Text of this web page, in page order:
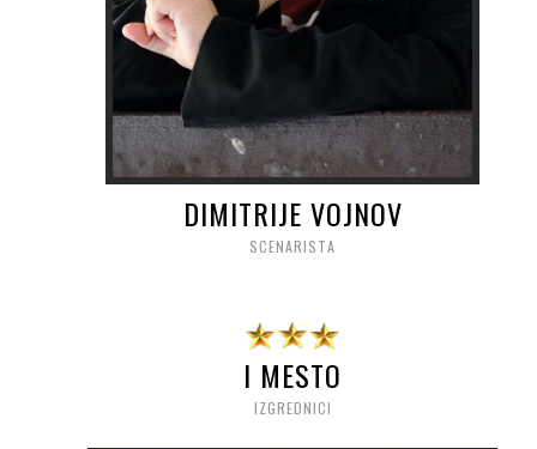
DIMITRIJE VOJNOV
SCENARISTA
I MESTO
IZGREDNICI